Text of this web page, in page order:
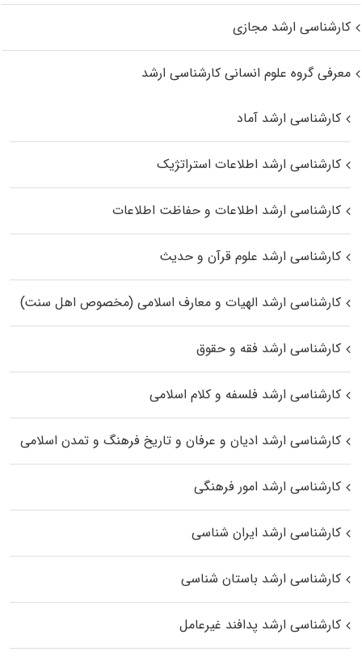
کارشناسی ارشد مجازی
معرفی گروه علوم انسانی کارشناسی ارشد
کارشناسی ارشد آماد
کارشناسی ارشد اطلاعات استراتژیک
کارشناسی ارشد اطلاعات و حفاظت اطلاعات
کارشناسی ارشد علوم قرآن و حدیث
کارشناسی ارشد الهیات و معارف اسلامی (مخصوص اهل سنت)
کارشناسی ارشد فقه و حقوق
کارشناسی ارشد فلسفه و کلام اسلامی
کارشناسی ارشد ادیان و عرفان و تاریخ فرهنگ و تمدن اسلامی
کارشناسی ارشد امور فرهنگی
کارشناسی ارشد ایران شناسی
کارشناسی ارشد باستان شناسی
کارشناسی ارشد پدافند غیرعامل